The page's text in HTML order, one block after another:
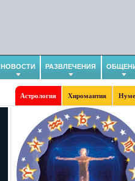
НОВОСТИ РАЗВЛЕЧЕНИЯ
Астрология Хиромантия